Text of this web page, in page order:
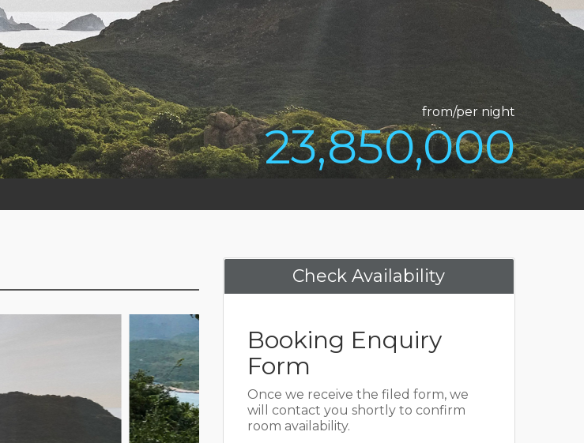
from/per night
23,850,000
Check Availability
Booking Enquiry
Form
Once we receive the filed form, we
will contact you shortly to confirm
room availability.